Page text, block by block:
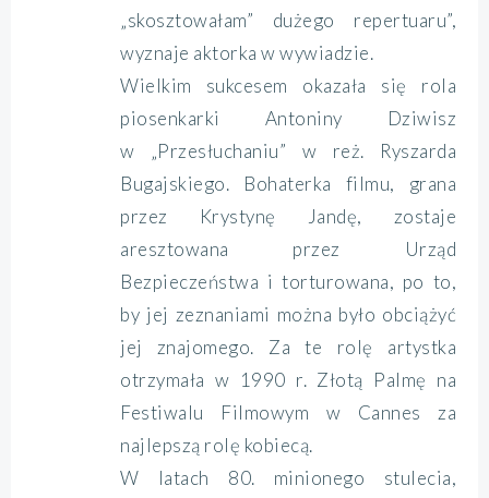
„skosztowałam” dużego repertuaru”,
wyznaje aktorka w wywiadzie.
Wielkim sukcesem okazała się rola
piosenkarki Antoniny Dziwisz
w „Przesłuchaniu” w reż. Ryszarda
Bugajskiego. Bohaterka filmu, grana
przez Krystynę Jandę, zostaje
aresztowana przez Urząd
Bezpieczeństwa i torturowana, po to,
by jej zeznaniami można było obciążyć
jej znajomego. Za te rolę artystka
otrzymała w 1990 r. Złotą Palmę na
Festiwalu Filmowym w Cannes za
najlepszą rolę kobiecą.
W latach 80. minionego stulecia,